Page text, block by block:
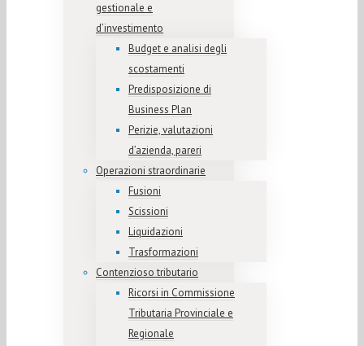
gestionale e
d’investimento
Budget e analisi degli
scostamenti
Predisposizione di
Business Plan
Perizie, valutazioni
d’azienda, pareri
Operazioni straordinarie
Fusioni
Scissioni
Liquidazioni
Trasformazioni
Contenzioso tributario
Ricorsi in Commissione
Tributaria Provinciale e
Regionale